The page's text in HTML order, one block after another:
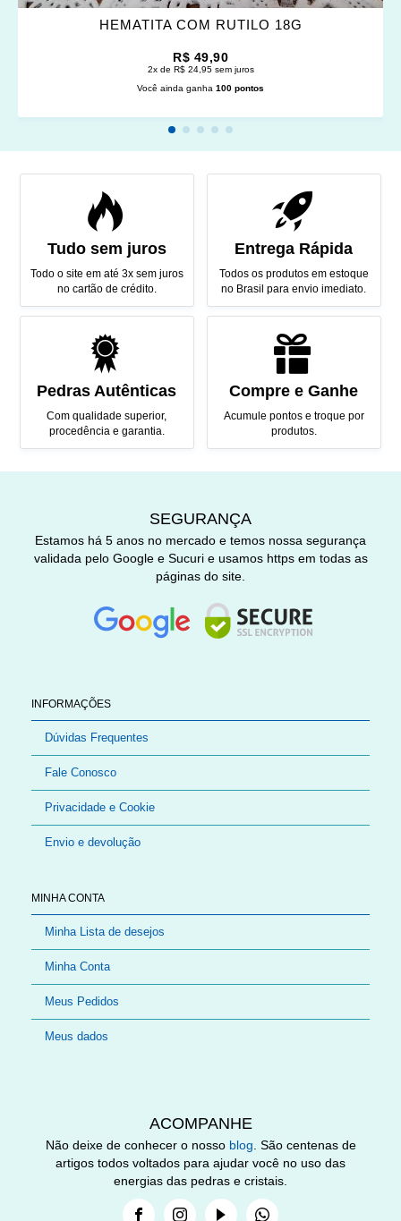
HEMATITA COM RUTILO 18G
R$ 49,90
2x de R$ 24,95 sem juros
Você ainda ganha 100 pontos
Tudo sem juros
Todo o site em até 3x sem juros
no cartão de crédito.
Entrega Rápida
Todos os produtos em estoque
no Brasil para envio imediato.
Pedras Autênticas
Com qualidade superior,
procedência e garantia.
Compre e Ganhe
Acumule pontos e troque por
produtos.
INFORMAÇÕES
Dúvidas Frequentes
Fale Conosco
Privacidade e Cookie
Envio e devolução
MINHA CONTA
Minha Lista de desejos
Minha Conta
Meus Pedidos
Meus dados
SEGURANÇA
Estamos há 5 anos no mercado e temos nossa segurança
validada pelo Google e Sucuri e usamos https em todas as
páginas do site.
ACOMPANHE
Não deixe de conhecer o nosso blog. São centenas de
artigos todos voltados para ajudar você no uso das
energias das pedras e cristais.
FacebookInstagramYoutubeWhatsapp